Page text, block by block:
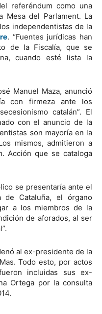
referéndum como una
Mesa del Parlament. La
independentistas de la
. “Fuentes jurídicas han
de la Fiscalía, que se
cuando esté lista la
Manuel Maza, anunció
con firmeza ante los
catalán”. El
con el anuncio de la
son mayoría en la
mismos, admitieron a
Acción que se cataloga
se presentaría ante el
de Cataluña, el órgano
a los miembros de la
de aforados, al ser
al ex-presidente de la
Todo esto, por actos
incluidas sus ex-
Ortega por la consulta